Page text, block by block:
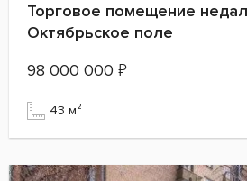
Торговое помещение
Октябрьское поле
98 000 000 ₽
43 м²